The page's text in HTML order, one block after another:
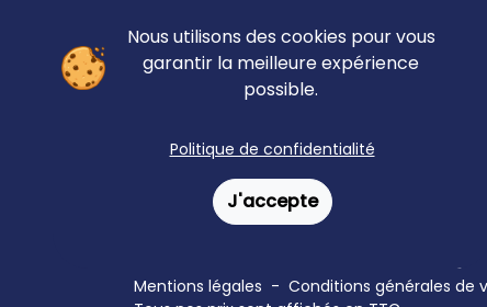
62330 ISBERGUES
+33 (0)3 21 61 94 94
© Ortho Édition 2023 - Tous droits réservés
Mentions légales - Conditions générales de
Nous utilisons des cookies pour vous
garantir la meilleure expérience
possible.
Politique de confidentialité
J'accepte